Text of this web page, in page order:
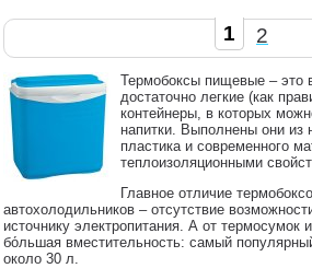
Термобоксы пищевые – это
достаточно легкие (как
контейнеры, в которых
напитки. Выполнены они из
пластика и современного
теплоизоляционными
Главное отличие
автохолодильников – отсутствие
источнику электропитания. А от термосумок
бо́льшая вместительность: самый
около 30 л.
1 2